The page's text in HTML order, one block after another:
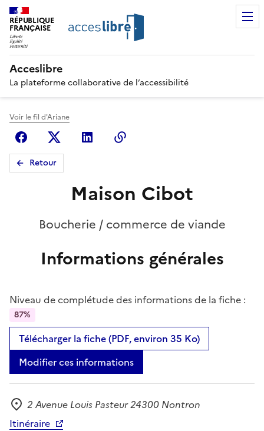
RÉPUBLIQUE
FRANÇAISE
Acceslibre
La plateforme collaborative de l’accessibilité
Voir le fil d'Ariane
FacebookX (anciennement Twitter)
Linkedin
Retour
Maison Cibot
Boucherie / commerce de viande
Informations générales
Niveau de complétude des informations de la fiche :
87%
Télécharger la fiche (PDF, environ 35 Ko)
Modifier ces informations
Adresse
2 Avenue Louis Pasteur 24300 Nontron
Itinéraire